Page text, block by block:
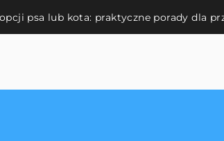
psa lub kota: praktyczne porady dla